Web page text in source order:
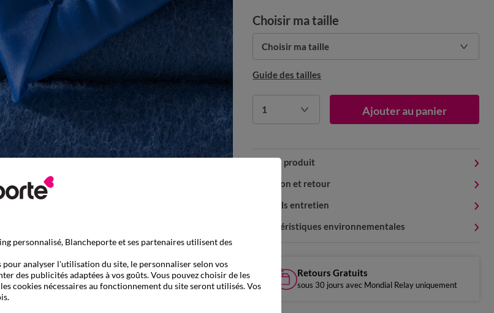
Choisir ma taille
Choisir ma taille
Guide des tailles
1 Ajouter au panier
Détails produit
Livraison et retour
Conseils entretien
Caractéristiques environnementales
Retours Gratuits
sous 30 jours avec Mondial Relay uniquement
personnalisé, Blancheporte et ses partenaires utilisent des
pour analyser l'utilisation du site, le personnaliser selon vos
des publicités adaptées à vos goûts. Vous pouvez choisir de les
les cookies nécessaires au fonctionnement du site seront utilisés. Vos